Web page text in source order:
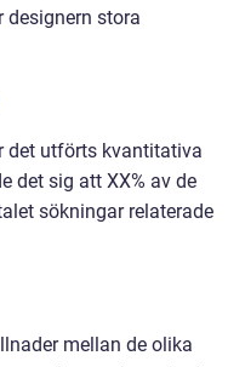
designern stora
det utförts kvantitativa
det sig att XX% av de
sökningar relaterade
mellan de olika